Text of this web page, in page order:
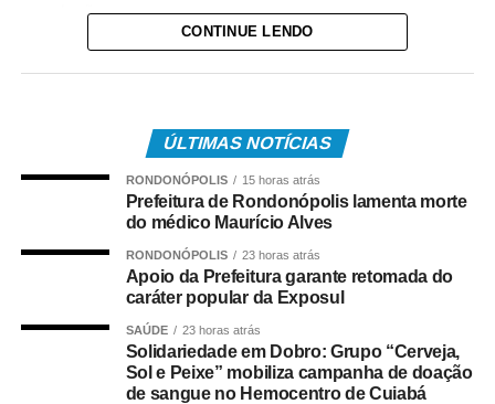
população.
adesão muito grande. Neste final de semana, estamos
disponibilizando mil procedimentos, com uma média de
100 a 120 atendimentos realizados hoje e um baixo
índice de faltas”, explicou.
Na ESF 11, foram realizados 1.800 exames de patologia
e coleta de sangue.
CONTINUE LENDO
ÚLTIMAS NOTÍCIAS
RONDONÓPOLIS 15 horas atrás
Prefeitura de Rondonópolis lamenta morte
do médico Maurício Alves
RONDONÓPOLIS 23 horas atrás
Apoio da Prefeitura garante retomada do
caráter popular da Exposul
SAÚDE 23 horas atrás
Solidariedade em Dobro: Grupo “Cerveja,
Sol e Peixe” mobiliza campanha de doação
de sangue no Hemocentro de Cuiabá